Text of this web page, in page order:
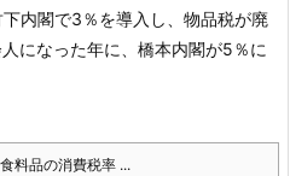
内閣で3％を導入し、物品税が廃
になった年に、橋本内閣が5％に
食料品の消費税率 ...